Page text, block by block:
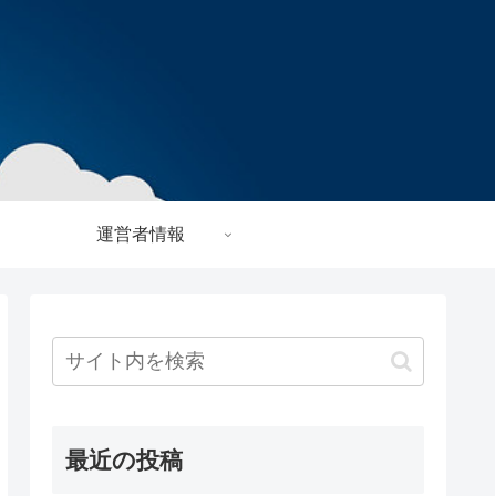
運営者情報
最近の投稿